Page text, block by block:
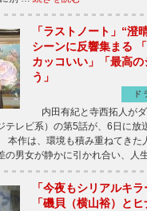
「ラストノート」“澄
シーンに反響集まる
カッコいい」「最高
う」
ド
内田有紀と寺西拓人が
テレビ系）の第5話が、6日に放
作は、環境も積み重ねてきた
の男女が静かに引かれ合い、人
「今夜もシリアルキ
「磯貝（横山裕）と